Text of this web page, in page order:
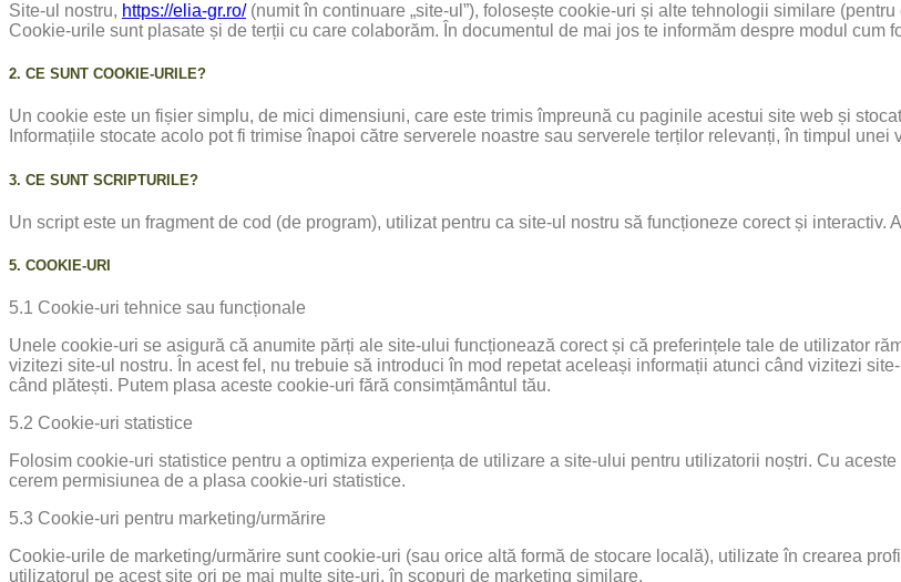
Site-ul nostru, https://elia-gr.ro/(numit în continuare „site-ul”), folosește cookie-uri și alte tehnologii similare
Cookie-urile sunt plasate și de terții cu care colaborăm. În documentul de mai jos te informăm despre modul cum
2. CE SUNT COOKIE-URILE?
Un cookie este un fișier simplu, de mici dimensiuni, care este trimis împreună cu paginile acestui site web și
Informațiile stocate acolo pot fi trimise înapoi către serverele noastre sau serverele terților relevanți, în timpul unei
3. CE SUNT SCRIPTURILE?
Un script este un fragment de cod (de program), utilizat pentru ca site-ul nostru să funcționeze corect și
5. COOKIE-URI
5.1 Cookie-uri tehnice sau funcționale
Unele cookie-uri se asigură că anumite părți ale site-ului funcționează corect și că preferințele tale de utilizator
vizitezi site-ul nostru. În acest fel, nu trebuie să introduci în mod repetat aceleași informații atunci când vizitezi
când plătești. Putem plasa aceste cookie-uri fără consimțământul tău.
5.2 Cookie-uri statistice
Folosim cookie-uri statistice pentru a optimiza experiența de utilizare a site-ului pentru utilizatorii noștri. Cu
cerem permisiunea de a plasa cookie-uri statistice.
5.3 Cookie-uri pentru marketing/urmărire
Cookie-urile de marketing/urmărire sunt cookie-uri (sau orice altă formă de stocare locală), utilizate în crearea
utilizatorul pe acest site ori pe mai multe site-uri, în scopuri de marketing similare.